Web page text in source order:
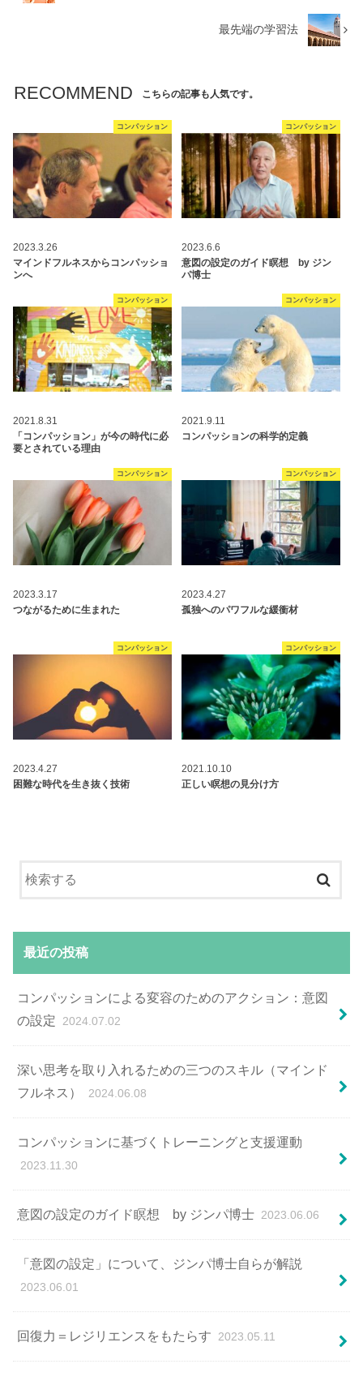
最先端の学習法
RECOMMEND こちらの記事も人気です。
コンパッション
2023.3.26
マインドフルネスからコンパッショ
ンへ
コンパッション
2023.6.6
意図の設定のガイド瞑想 by ジン
パ博士
コンパッション
2021.8.31
「コンパッション」が今の時代に必
要とされている理由
コンパッション
2021.9.11
コンパッションの科学的定義
コンパッション
2023.3.17
つながるために生まれた
コンパッション
2023.4.27
孤独へのパワフルな緩衝材
コンパッション
2023.4.27
困難な時代を生き抜く技術
コンパッション
2021.10.10
正しい瞑想の見分け方
最近の投稿
コンパッションによる変容のためのアクション：意図
の設定
2024.07.02
深い思考を取り入れるための三つのスキル（マインド
フルネス）
2024.06.08
コンパッションに基づくトレーニングと支援運動
2023.11.30
意図の設定のガイド瞑想 by ジンパ博士 2023.06.06
「意図の設定」について、ジンパ博士自らが解説
2023.06.01
回復⼒＝レジリエンスをもたらす 2023.05.11